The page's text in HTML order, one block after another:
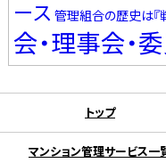
ース 管理組合の歴史は『
会・理事会・
トップ
マンション管理サービス一